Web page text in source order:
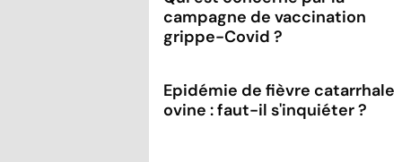
campagne de vaccination
grippe-Covid ?
Epidémie de fièvre catarrhale
ovine : faut-il s'inquiéter ?